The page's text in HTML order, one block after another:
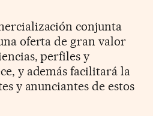
conjunta
oferta de gran valor
perfiles y
y además facilitará la
y anunciantes de estos